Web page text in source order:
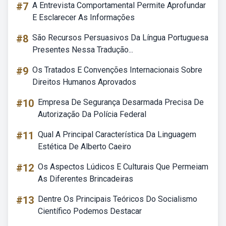
#7 A Entrevista Comportamental Permite Aprofundar
E Esclarecer As Informações
#8 São Recursos Persuasivos Da Língua Portuguesa
Presentes Nessa Tradução...
#9 Os Tratados E Convenções Internacionais Sobre
Direitos Humanos Aprovados
#10 Empresa De Segurança Desarmada Precisa De
Autorização Da Polícia Federal
#11 Qual A Principal Característica Da Linguagem
Estética De Alberto Caeiro
#12 Os Aspectos Lúdicos E Culturais Que Permeiam
As Diferentes Brincadeiras
#13 Dentre Os Principais Teóricos Do Socialismo
Científico Podemos Destacar